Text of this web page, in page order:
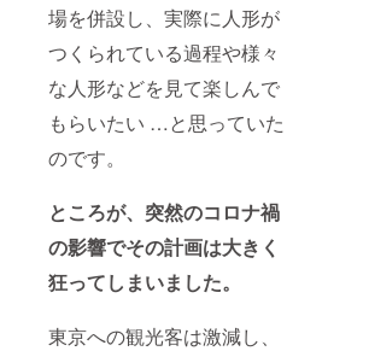
場を併設し、実際に人形が
つくられている過程や様々
な人形などを見て楽しんで
もらいたい …と思っていた
のです。
ところが、突然のコロナ禍
の影響でその計画は大きく
狂ってしまいました。
東京への観光客は激減し、